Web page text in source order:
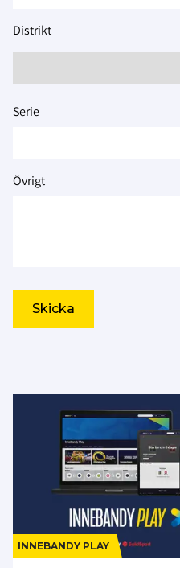
Distrikt
Serie
Övrigt
INNEBANDY PLAY